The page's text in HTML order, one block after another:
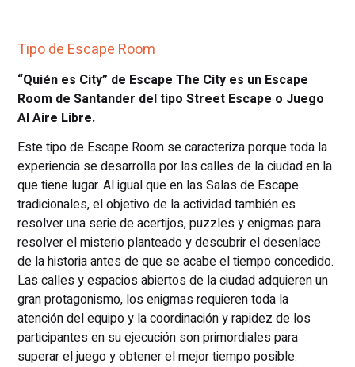
Tipo de Escape Room
“Quién es City” de Escape The City es un Escape
Room de Santander del tipo Street Escape o Juego
Al Aire Libre.
Este tipo de Escape Room se caracteriza porque toda la
experiencia se desarrolla por las calles de la ciudad en la
que tiene lugar. Al igual que en las Salas de Escape
tradicionales, el objetivo de la actividad también es
resolver una serie de acertijos, puzzles y enigmas para
resolver el misterio planteado y descubrir el desenlace
de la historia antes de que se acabe el tiempo concedido.
Las calles y espacios abiertos de la ciudad adquieren un
gran protagonismo, los enigmas requieren toda la
atención del equipo y la coordinación y rapidez de los
participantes en su ejecución son primordiales para
superar el juego y obtener el mejor tiempo posible.